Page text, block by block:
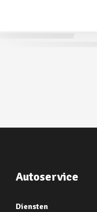
Autoservice
Diensten